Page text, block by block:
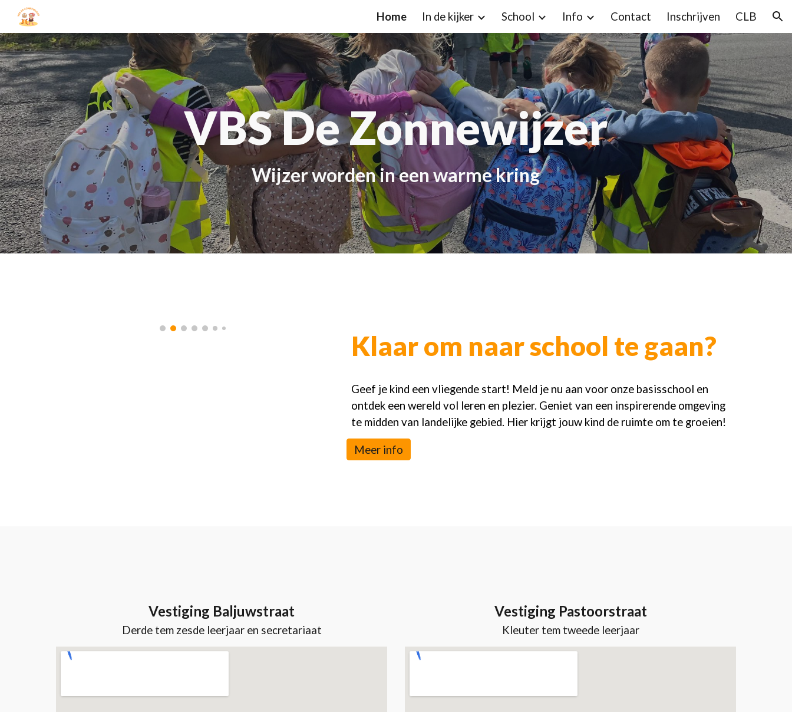
Skip to navigation
Home In de kijker School Info Contact Inschrijven CLB
VBS De Zonnewijzer
Wijzer worden in een warme kring
Klaar om naar school te gaan?
Geef je kind een vliegende start! Meld je nu aan voor onze basisschool en
ontdek een wereld vol leren en plezier. Geniet van een inspirerende omgeving
te midden van landelijke gebied. Hier krijgt jouw kind de ruimte om te groeien!
Meer info
Vestiging Baljuwstraat
Derde tem zesde leerjaar en secretariaat
Vestiging Pastoorstraat
Kleuter tem tweede leerjaar